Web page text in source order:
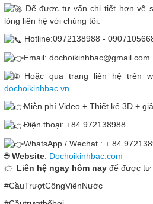
Để được tư vấn chi tiết hơn về
lòng liên hệ với chúng tôi:
Hotline:0972138988 -
Email: dochoikinhbac@gmail.com
Hoặc qua trang liên hệ trên
dochoikinhbac.vn
Miễn phí Video + Thiết kế 3D +
Điện thoại: +84 972138988
WhatsApp / Wechat : + 84
🌐Website: Dochoikinhbac.com
👉 Liên hệ ngay hôm nay để được tư
#CầuTrượtCôngViênNước